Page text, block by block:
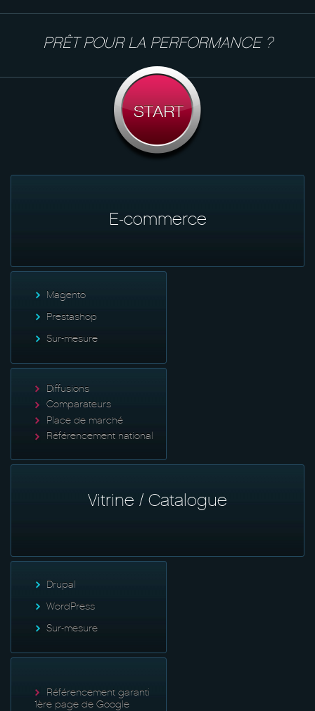
PRÊT POUR LA PERFORMANCE ?
E-commerce
Magento
Prestashop
Sur-mesure
Diffusions
Comparateurs
Place de marché
Référencement national
Vitrine / Catalogue
Drupal
WordPress
Sur-mesure
Référencement garanti
1ère page de Google